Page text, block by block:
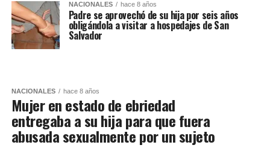
NACIONALES hace 8 años
Padre se aprovechó de su hija por seis años
obligándola a visitar a hospedajes de San
Salvador
NACIONALES hace 8 años
Mujer en estado de ebriedad
entregaba a su hija para que fuera
abusada sexualmente por un sujeto